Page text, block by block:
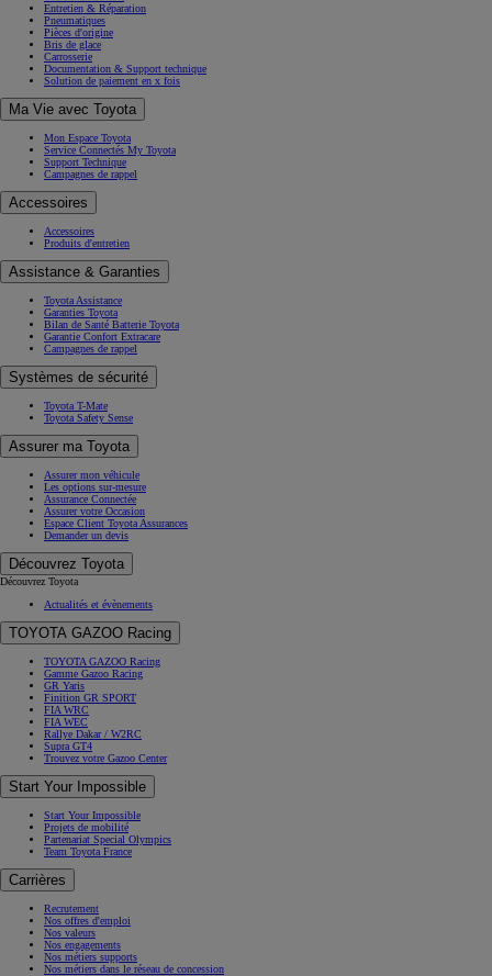
Entretien & Réparation
Pneumatiques
Pièces d'origine
Bris de glace
Carrosserie
Documentation & Support technique
Solution de paiement en x fois
Ma Vie avec Toyota
Mon Espace Toyota
Service Connectés My Toyota
Support Technique
Campagnes de rappel
Accessoires
Accessoires
Produits d'entretien
Assistance & Garanties
Toyota Assistance
Garanties Toyota
Bilan de Santé Batterie Toyota
Garantie Confort Extracare
Campagnes de rappel
Systèmes de sécurité
Toyota T-Mate
Toyota Safety Sense
Assurer ma Toyota
Assurer mon véhicule
Les options sur-mesure
Assurance Connectée
Assurer votre Occasion
Espace Client Toyota Assurances
Demander un devis
Découvrez Toyota
Découvrez Toyota
Actualités et évènements
TOYOTA GAZOO Racing
TOYOTA GAZOO Racing
Gamme Gazoo Racing
GR Yaris
Finition GR SPORT
FIA WRC
FIA WEC
Rallye Dakar / W2RC
Supra GT4
Trouvez votre Gazoo Center
Start Your Impossible
Start Your Impossible
Projets de mobilité
Partenariat Special Olympics
Team Toyota France
Carrières
Recrutement
Nos offres d'emploi
Nos valeurs
Nos engagements
Nos métiers supports
Nos métiers dans le réseau de concession